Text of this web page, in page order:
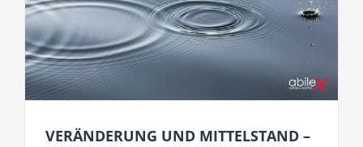
VERÄNDERUNG UND MITTELSTAND –